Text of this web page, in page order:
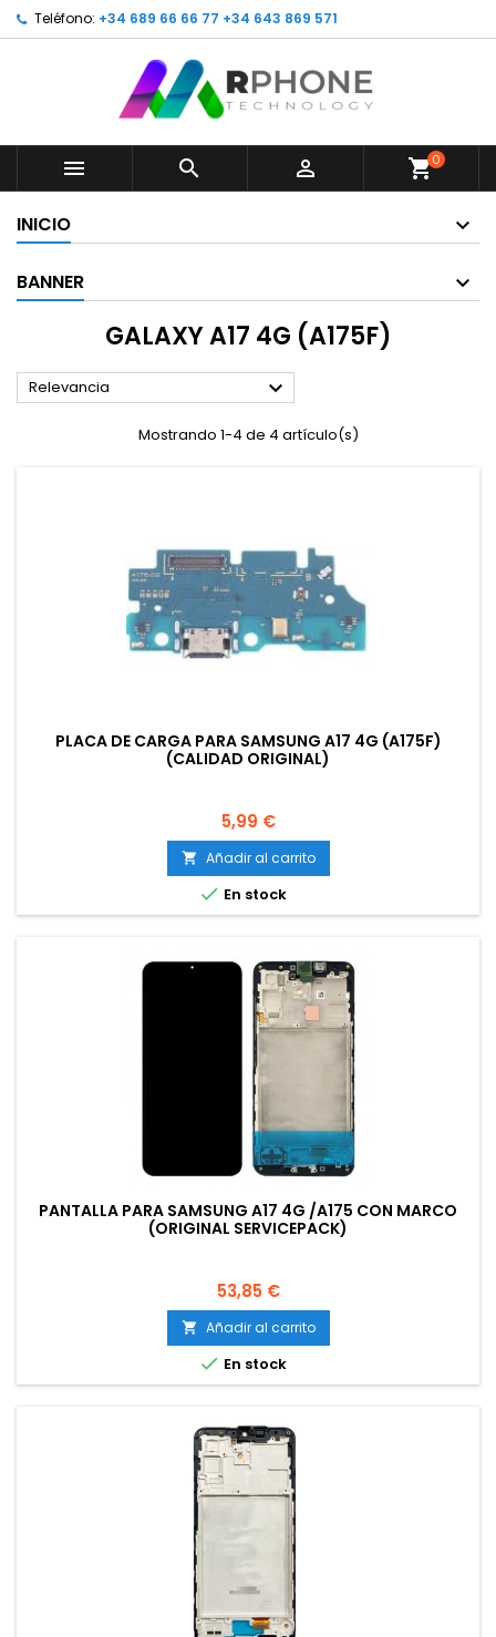
Teléfono: +34 689 66 66 77 +34 643 869 571
   shopping_cart0
INICIO
BANNER
GALAXY A17 4G (A175F)
Relevancia 
Mostrando 1-4 de 4 artículo(s)
PLACA DE CARGA PARA SAMSUNG A17 4G (A175F)
(CALIDAD ORIGINAL)
Precio
5,99 €
 Añadir al carrito
 En stock
PANTALLA PARA SAMSUNG A17 4G /A175 CON MARCO
(ORIGINAL SERVICEPACK)
Precio
53,85 €
 Añadir al carrito
 En stock